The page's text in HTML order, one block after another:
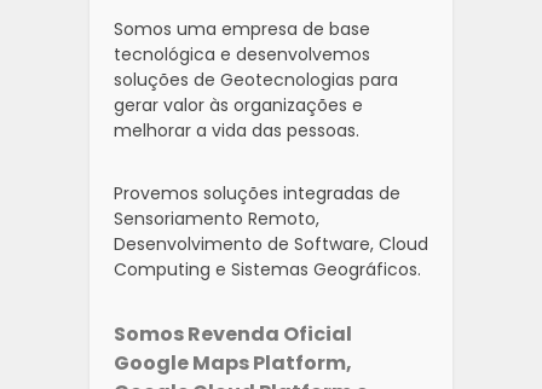
Somos uma empresa de base
tecnológica e desenvolvemos
soluções de Geotecnologias para
gerar valor às organizações e
melhorar a vida das pessoas.
Provemos soluções integradas de
Sensoriamento Remoto,
Desenvolvimento de Software, Cloud
Computing e Sistemas Geográficos.
Somos Revenda Oficial
Google Maps Platform,